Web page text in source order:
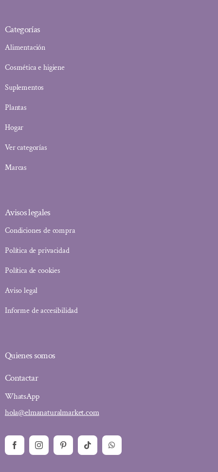
Categorías
Alimentación
Cosmética e higiene
Suplementos
Plantas
Hogar
Ver categorías
Marcas
Avisos legales
Condiciones de compra
Política de privacidad
Política de cookies
Aviso legal
Informe de accesibilidad
Quienes somos
Contactar
WhatsApp
hola@elmanaturalmarket.com